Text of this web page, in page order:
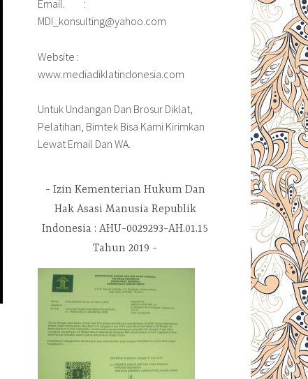
Email. :
MDI_konsulting@yahoo.com
Website :
www.mediadiklatindonesia.com
Untuk Undangan Dan Brosur Diklat,
Pelatihan, Bimtek Bisa Kami Kirimkan
Lewat Email Dan WA.
Izin Kementerian Hukum Dan
Hak Asasi Manusia Republik
Indonesia : AHU-0029293-AH.01.15
Tahun 2019